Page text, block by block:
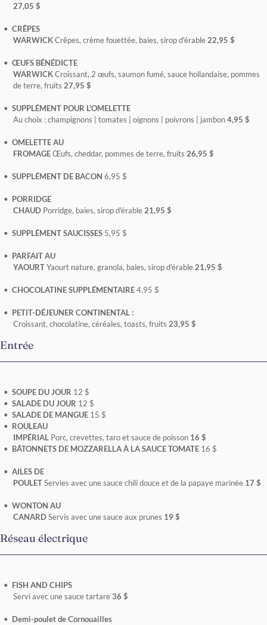
27,05 $
CRÊPES
WARWICKCrêpes, crème fouettée, baies, sirop d'érable 22,95 $
ŒUFS BÉNÉDICTE
WARWICKCroissant, 2 œufs, saumon fumé, sauce hollandaise, pommes
de terre, fruits 27,95 $
SUPPLÉMENT POUR L'OMELETTE
Au choix : champignons | tomates | oignons | poivrons | jambon4,95 $
OMELETTE AU
FROMAGEŒufs, cheddar, pommes de terre, fruits 26,95 $
SUPPLÉMENT DE BACON 6,95 $
PORRIDGE
CHAUD Porridge, baies, sirop d'érable 21,95 $
SUPPLÉMENT SAUCISSES 5,95 $
PARFAIT AU
YAOURTYaourt nature, granola, baies, sirop d'érable 21,95 $
CHOCOLATINE SUPPLÉMENTAIRE4,95 $
PETIT-DÉJEUNER CONTINENTAL :
Croissant, chocolatine, céréales, toasts, fruits 23,95 $
Entrée
SOUPE DU JOUR 12 $
SALADE DU JOUR 12 $
SALADE DE MANGUE 15 $
ROULEAU
IMPÉRIAL Porc, crevettes, taro et sauce de poisson 16 $
BÂTONNETS DE MOZZARELLA À LA SAUCE TOMATE 16 $
AILES DE
POULETServies avec une sauce chili douce et de la papaye marinée 17 $
WONTON AU
CANARDServis avec une sauce aux prunes 19 $
Réseau électrique
FISH AND CHIPS
Servi avec une sauce tartare36 $
Demi-poulet de Cornouailles